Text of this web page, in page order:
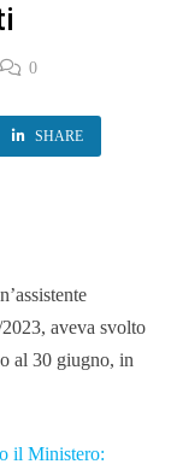
0
SHARE
aveva svolto
al 30 giugno, in
il Ministero: